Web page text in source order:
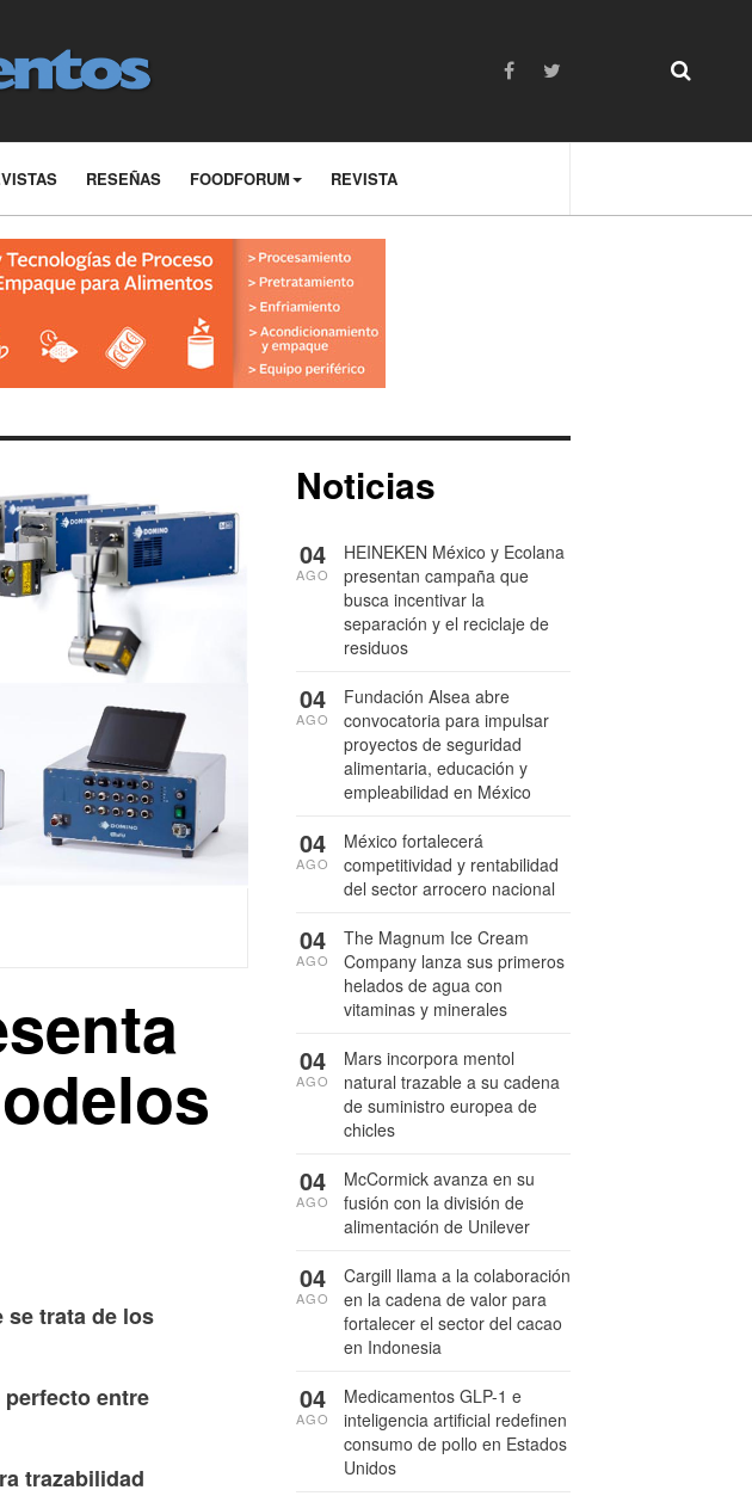
RESEÑAS FOODFORUM REVISTA
se trata de los
perfecto entre
trazabilidad
Noticias
HEINEKEN México y Ecolana
presentan campaña que
busca incentivar la
separación y el reciclaje de
residuos
04
AGO
Fundación Alsea abre
convocatoria para impulsar
proyectos de seguridad
alimentaria, educación y
empleabilidad en México
04
AGO
México fortalecerá
competitividad y rentabilidad
del sector arrocero nacional
04
AGO
The Magnum Ice Cream
Company lanza sus primeros
helados de agua con
vitaminas y minerales
04
AGO
Mars incorpora mentol
natural trazable a su cadena
de suministro europea de
chicles
04
AGO
McCormick avanza en su
fusión con la división de
alimentación de Unilever
04
AGO
Cargill llama a la colaboración
en la cadena de valor para
fortalecer el sector del cacao
en Indonesia
04
AGO
Medicamentos GLP-1 e
inteligencia artificial redefinen
consumo de pollo en Estados
Unidos
04
AGO